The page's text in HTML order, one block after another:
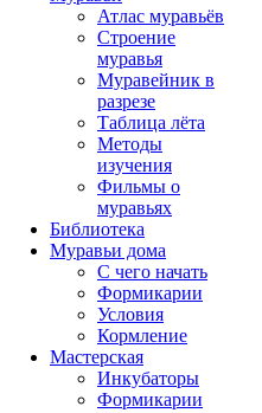
Атлас муравьёв
Строение
муравья
Муравейник в
разрезе
Таблица лёта
Методы
изучения
Фильмы о
муравьях
Библиотека
Муравьи дома
С чего начать
Формикарии
Условия
Кормление
Мастерская
Инкубаторы
Формикарии